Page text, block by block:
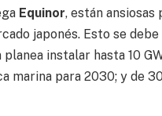
Equinor, están ansiosas
japonés. Esto se debe
instalar hasta 10
marina para 2030; y de